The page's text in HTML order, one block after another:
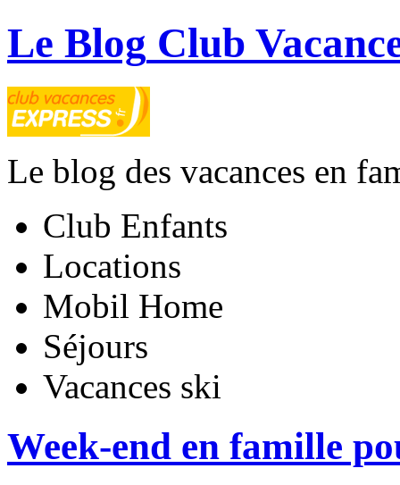
Le Blog Club
Le blog des vacances en
Club Enfants
Locations
Mobil Home
Séjours
Vacances ski
Week-end en famille